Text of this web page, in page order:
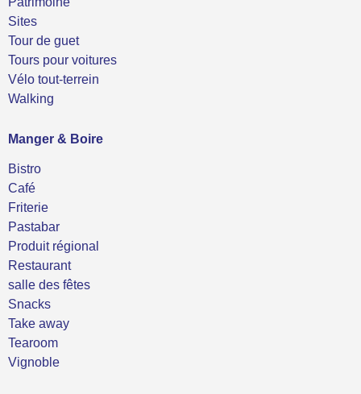
Sites
Tour de guet
Tours pour voitures
Vélo tout-terrein
Walking
Manger & Boire
Bistro
Café
Friterie
Pastabar
Produit régional
Restaurant
salle des fêtes
Snacks
Take away
Tearoom
Vignoble